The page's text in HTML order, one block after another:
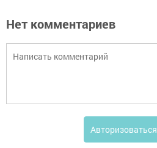
Нет комментариев
Авторизоваться